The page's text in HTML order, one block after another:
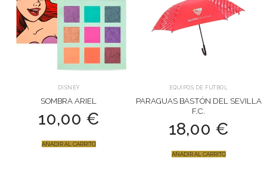
DISNEY
SOMBRA ARIEL
10,00 €
AÑADIR AL CARRITO
EQUIPOS DE FUTBOL
PARAGUAS BASTÓN DEL SEVILLA
F.C.
18,00 €
AÑADIR AL CARRITO